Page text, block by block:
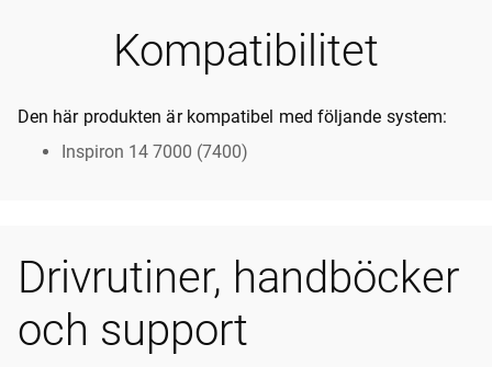
Kompatibilitet
Den här produkten är kompatibel med följande system:
Inspiron 14 7000 (7400)
Drivrutiner, handböcker
och support